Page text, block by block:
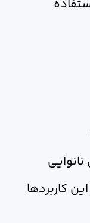
کاربردها